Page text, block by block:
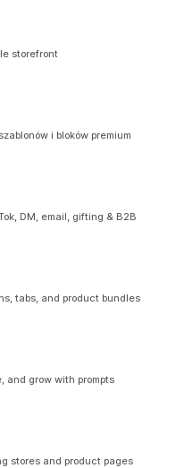
storefront
i bloków premium
DM, email, gifting & B2B
tabs, and product bundles
and grow with prompts
stores and product pages